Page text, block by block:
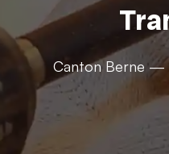
Canton Berne